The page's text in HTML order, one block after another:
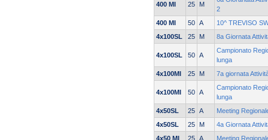
400 MI 25 M
2
400 MI
50 A
10^ TREVISO
4x100SL
25 M 8a Giornata
4x100SL 50 A
Campionato
lunga
4x100MI
25 M 7a giornata
4x100MI 50 A
Campionato
lunga
4x50SL
25 A
Meeting
4x50SL
25 M
4a Giornata
4x50 MI
25 A
Meeting